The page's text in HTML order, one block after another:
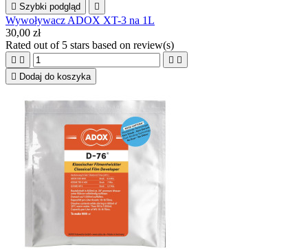
 Szybki podgląd 
Wywoływacz ADOX XT-3 na 1L
30,00 zł
Rated out of 5 stars based on review(s)
   
 Dodaj do koszyka